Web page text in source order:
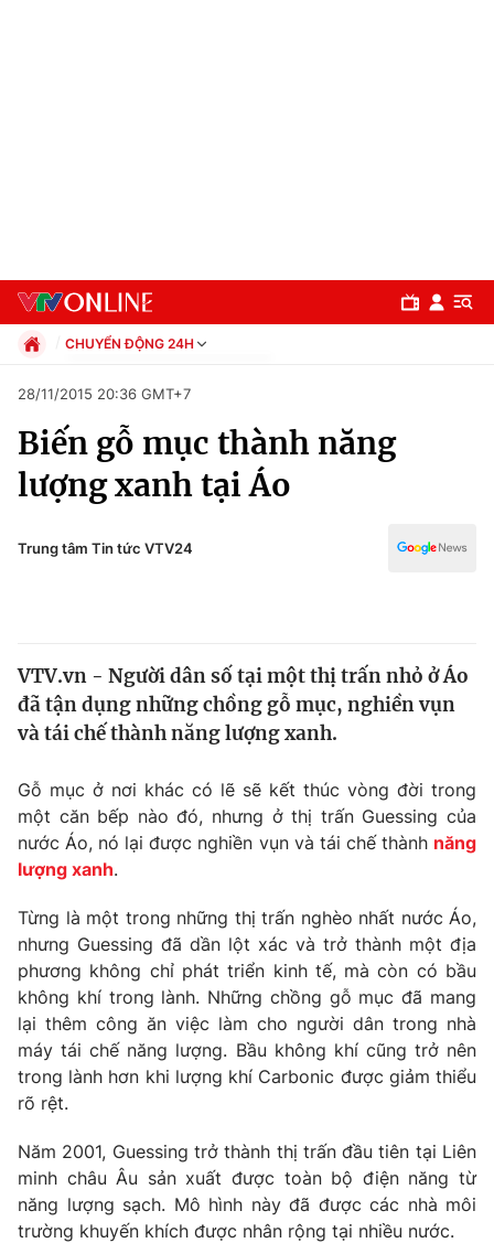
Chuyên mục
Chính trị
Xã hội
Y tế
Tin tức
Thế giới đó đây
Kinh tế
Tài chính
Thị trường
Góc doanh nghiệp
Dữ liệu và đời sống
Truyền hình
Phim VTV
Hậu trường
Nhân vật
Giải sao mai
Giải trí
Điện ảnh
Âm nhạc
Sao
Đời sống
Làm đẹp
Chất lượng cuộc sống
Giáo dục
Tuyển sinh
Học trực tuyến
Công nghệ
CHUYỂN ĐỘNG 24H
Xã hội
Pháp luật
Kinh tế
Thể thao
Văn hóa - Giải trí
Giáo dục
28/11/2015 20:36 GMT+7
Biến gỗ mục thành năng
lượng xanh tại Áo
Trung tâm Tin tức VTV24
VTV.vn - Người dân số tại một thị trấn nhỏ ở Áo
đã tận dụng những chồng gỗ mục, nghiền vụn
và tái chế thành năng lượng xanh.
Gỗ mục ở nơi khác có lẽ sẽ kết thúc vòng đời trong
một căn bếp nào đó, nhưng ở thị trấn Guessing của
nước Áo, nó lại được nghiền vụn và tái chế thành năng
lượng xanh.
Từng là một trong những thị trấn nghèo nhất nước Áo,
nhưng Guessing đã dần lột xác và trở thành một địa
phương không chỉ phát triển kinh tế, mà còn có bầu
không khí trong lành. Những chồng gỗ mục đã mang
lại thêm công ăn việc làm cho người dân trong nhà
máy tái chế năng lượng. Bầu không khí cũng trở nên
trong lành hơn khi lượng khí Carbonic được giảm thiểu
rõ rệt.
Năm 2001, Guessing trở thành thị trấn đầu tiên tại Liên
minh châu Âu sản xuất được toàn bộ điện năng từ
năng lượng sạch. Mô hình này đã được các nhà môi
trường khuyến khích được nhân rộng tại nhiều nước.